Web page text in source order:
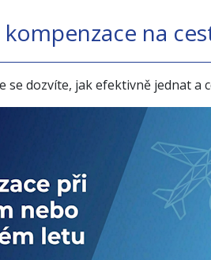
na
se dozvíte, jak efektivně jednat a